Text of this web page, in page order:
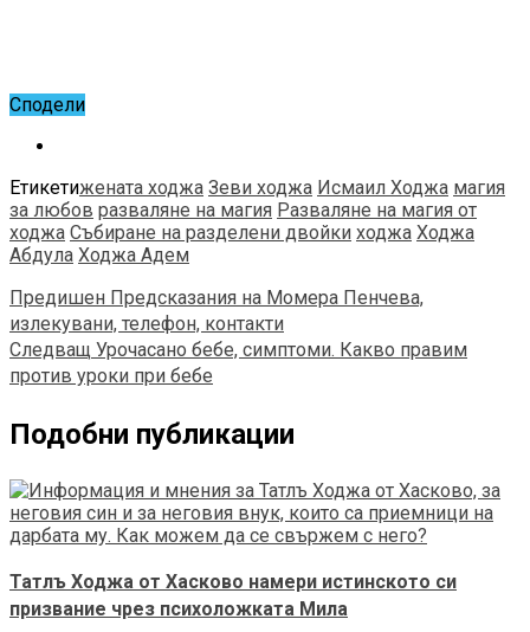
Сподели
Етикетижената ходжа Зеви ходжа Исмаил Ходжа магия
за любов разваляне на магия Разваляне на магия от
ходжа Събиране на разделени двойки ходжа Ходжа
Абдула Ходжа Адем
Предишен Предсказания на Момера Пенчева,
излекувани, телефон, контакти
Следващ Урочасано бебе, симптоми. Какво правим
против уроки при бебе
Подобни публикации
Татлъ Ходжа от Хасково намери истинското си
призвание чрез психоложката Мила